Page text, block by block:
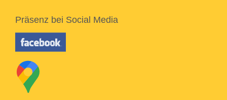
Präsenz bei Social Media